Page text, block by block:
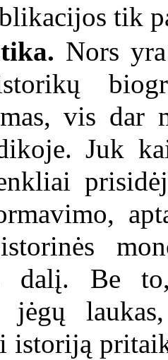
tik
Nors
vis dar
Juk
dalį. Be
jėgų
istoriją